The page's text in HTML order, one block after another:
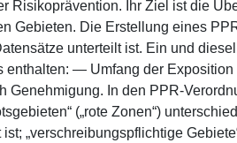
Risikoprävention. Ihr Ziel ist die
Gebieten. Die Erstellung eines
unterteilt ist. Ein und
enthalten: — Umfang der
Genehmigung. In den PPR-
(„rote Zonen“)
ist; „verschreibungspflichtige